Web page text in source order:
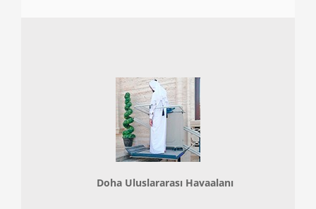
Doha Uluslararası Havaalanı